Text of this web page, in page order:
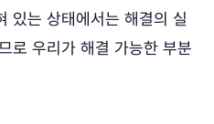
있는 상태에서는 해결의 실
로 우리가 해결 가능한 부분